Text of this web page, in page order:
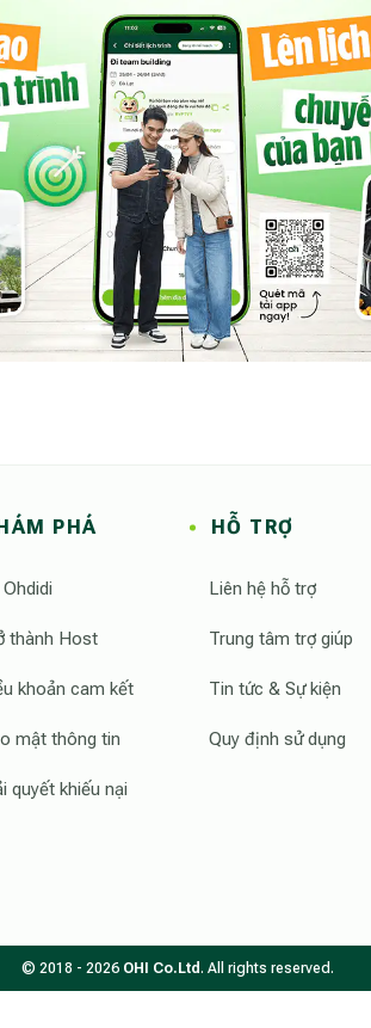
PHÁ
thành Host
khoản cam kết
mật thông tin
quyết khiếu nại
HỖ TRỢ
Liên hệ hỗ trợ
Trung tâm trợ giúp
Tin tức & Sự kiện
Quy định sử dụng
© 2018 - 2026 OHI Co.Ltd. All rights reserved.